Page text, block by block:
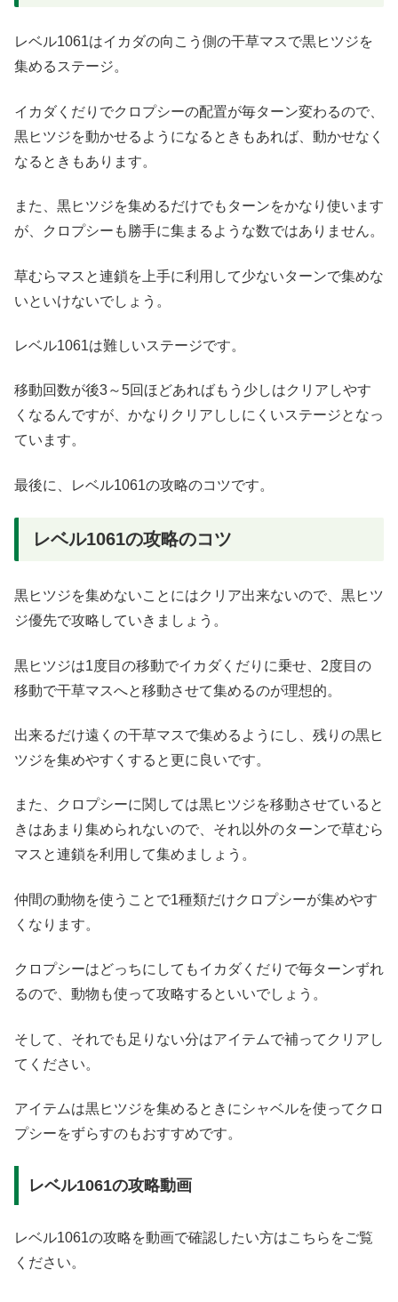
レベル1061はイカダの向こう側の干草マスで黒ヒツジを
集めるステージ。
イカダくだりでクロプシーの配置が毎ターン変わるので、
黒ヒツジを動かせるようになるときもあれば、動かせなく
なるときもあります。
また、黒ヒツジを集めるだけでもターンをかなり使います
が、クロプシーも勝手に集まるような数ではありません。
草むらマスと連鎖を上手に利用して少ないターンで集めな
いといけないでしょう。
レベル1061は難しいステージです。
移動回数が後3～5回ほどあればもう少しはクリアしやす
くなるんですが、かなりクリアししにくいステージとなっ
ています。
最後に、レベル1061の攻略のコツです。
レベル1061の攻略のコツ
黒ヒツジを集めないことにはクリア出来ないので、黒ヒツ
ジ優先で攻略していきましょう。
黒ヒツジは1度目の移動でイカダくだりに乗せ、2度目の
移動で干草マスへと移動させて集めるのが理想的。
出来るだけ遠くの干草マスで集めるようにし、残りの黒ヒ
ツジを集めやすくすると更に良いです。
また、クロプシーに関しては黒ヒツジを移動させていると
きはあまり集められないので、それ以外のターンで草むら
マスと連鎖を利用して集めましょう。
仲間の動物を使うことで1種類だけクロプシーが集めやす
くなります。
クロプシーはどっちにしてもイカダくだりで毎ターンずれ
るので、動物も使って攻略するといいでしょう。
そして、それでも足りない分はアイテムで補ってクリアし
てください。
アイテムは黒ヒツジを集めるときにシャベルを使ってクロ
プシーをずらすのもおすすめです。
レベル1061の攻略動画
レベル1061の攻略を動画で確認したい方はこちらをご覧
ください。